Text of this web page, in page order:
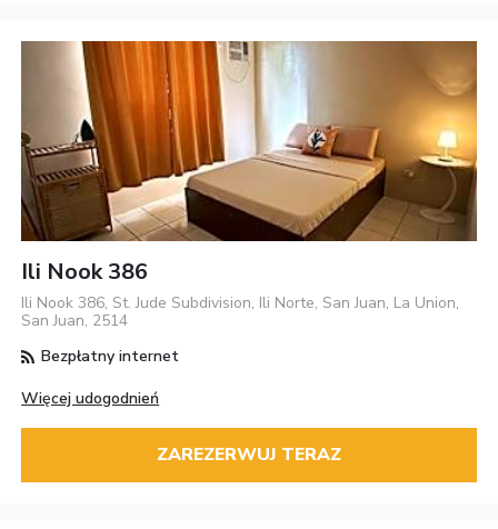
Ili Nook 386
Ili Nook 386, St. Jude Subdivision, Ili Norte, San Juan, La Union,
San Juan, 2514
Bezpłatny internet
Więcej udogodnień
ZAREZERWUJ TERAZ